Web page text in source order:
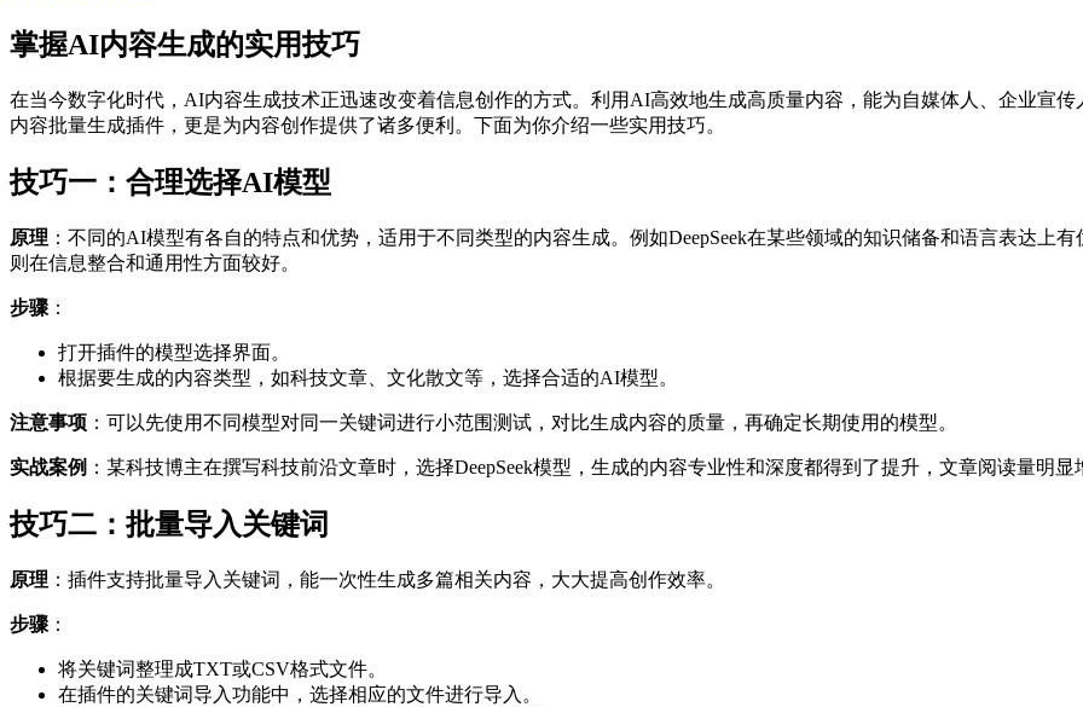
掌握AI内容生成的实用技巧
在当今数字化时代，AI内容生成技术正迅速改变着信息创作的方式。利用AI高效地生成高质量内容，能为自媒体人、企业宣传
内容批量生成插件，更是为内容创作提供了诸多便利。下面为你介绍一些实用技巧。
技巧一：合理选择AI模型
原理 ：不同的AI模型有各自的特点和优势，适用于不同类型的内容生成。例如DeepSeek在某些领域的知识储备和语言表达上
则在信息整合和通用性方面较好。
步骤 ：
打开插件的模型选择界面。
根据要生成的内容类型，如科技文章、文化散文等，选择合适的AI模型。
注意事项 ：可以先使用不同模型对同一关键词进行小范围测试，对比生成内容的质量，再确定长期使用的模型。
实战案例 ：某科技博主在撰写科技前沿文章时，选择DeepSeek模型，生成的内容专业性和深度都得到了提升，文章阅读量明显
技巧二：批量导入关键词
原理 ：插件支持批量导入关键词，能一次性生成多篇相关内容，大大提高创作效率。
步骤 ：
将关键词整理成TXT或CSV格式文件。
在插件的关键词导入功能中，选择相应的文件进行导入。